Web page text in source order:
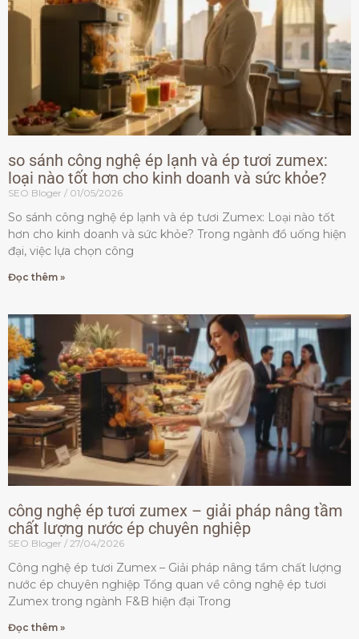
so sánh công nghệ ép lạnh và ép tươi zumex:
loại nào tốt hơn cho kinh doanh và sức khỏe?
SEO Bloger 01/05/2026
So sánh công nghệ ép lạnh và ép tươi Zumex: Loại nào tốt
hơn cho kinh doanh và sức khỏe? Trong ngành đồ uống hiện
đại, việc lựa chọn công
Đọc thêm »
công nghệ ép tươi zumex – giải pháp nâng tầm
chất lượng nước ép chuyên nghiệp
SEO Bloger 27/04/2026
Công nghệ ép tươi Zumex – Giải pháp nâng tầm chất lượng
nước ép chuyên nghiệp Tổng quan về công nghệ ép tươi
Zumex trong ngành F&B hiện đại Trong
Đọc thêm »